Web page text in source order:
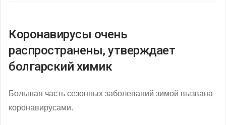
Коронавирусы очень
распространены, утверждает
болгарский химик
Большая часть сезонных заболеваний зимой вызвана
коронавирусами.